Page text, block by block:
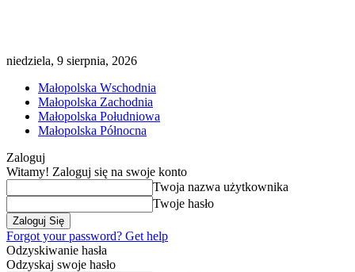
niedziela, 9 sierpnia, 2026
Małopolska Wschodnia
Małopolska Zachodnia
Małopolska Południowa
Małopolska Północna
Zaloguj
Witamy! Zaloguj się na swoje konto
Twoja nazwa użytkownika
Twoje hasło
Forgot your password? Get help
Odzyskiwanie hasła
Odzyskaj swoje hasło